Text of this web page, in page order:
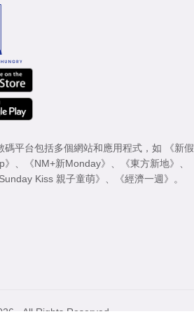
碼平台包括多個網站和應用程式，如
《新假
《NM+新Monday》 《東方新地》
Sunday Kiss 親子童萌》 《經濟一週》 。
- All Rights Reserved